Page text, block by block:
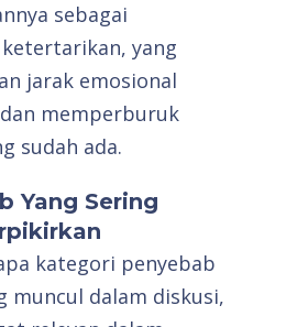
sebagai
yang
jarak emosional
memperburuk
sudah ada.
Yang Sering
kategori penyebab
muncul dalam diskusi,